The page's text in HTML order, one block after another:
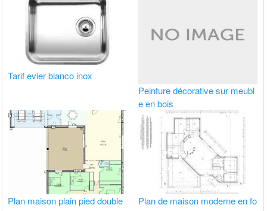
Tarif evier blanco inox
Peinture décorative sur meubl
e en bois
Plan maison plain pied double
Plan de maison moderne en fo